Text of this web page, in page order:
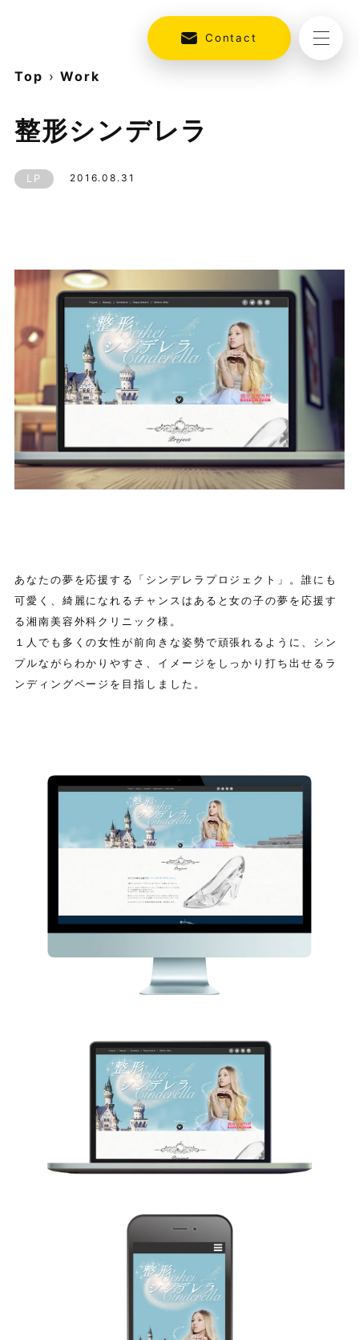
Contact
Top ›Work
整形シンデレラ
LP 2016.08.31
あなたの夢を応援する「シンデレラプロジェクト」。誰にも
可愛く、綺麗になれるチャンスはあると女の子の夢を応援す
る湘南美容外科クリニック様。
１人でも多くの女性が前向きな姿勢で頑張れるように、シン
プルながらわかりやすさ、イメージをしっかり打ち出せるラ
ンディングページを目指しました。